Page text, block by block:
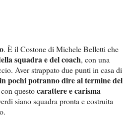
. È il Costone di Michele Belletti che
squadra e del coach, con una
Aver strappato due punti in casa di
pochi potranno dire al termine del
questocarattere e carisma
siano squadra pronta e costruita